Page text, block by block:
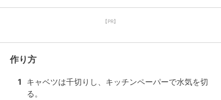
【PR】
作り方
1
キャベツは千切りし、キッチンペーパーで水気を切
る。